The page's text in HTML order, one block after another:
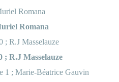
Romana
; R.J Masselauze